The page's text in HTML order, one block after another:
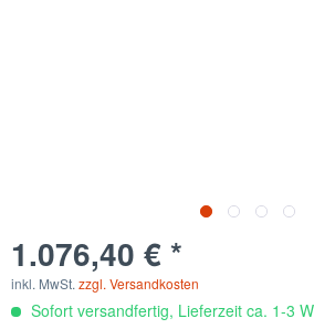
1.076,40 € *
inkl. MwSt. zzgl. Versandkosten
Sofort versandfertig, Lieferzeit ca. 1-3